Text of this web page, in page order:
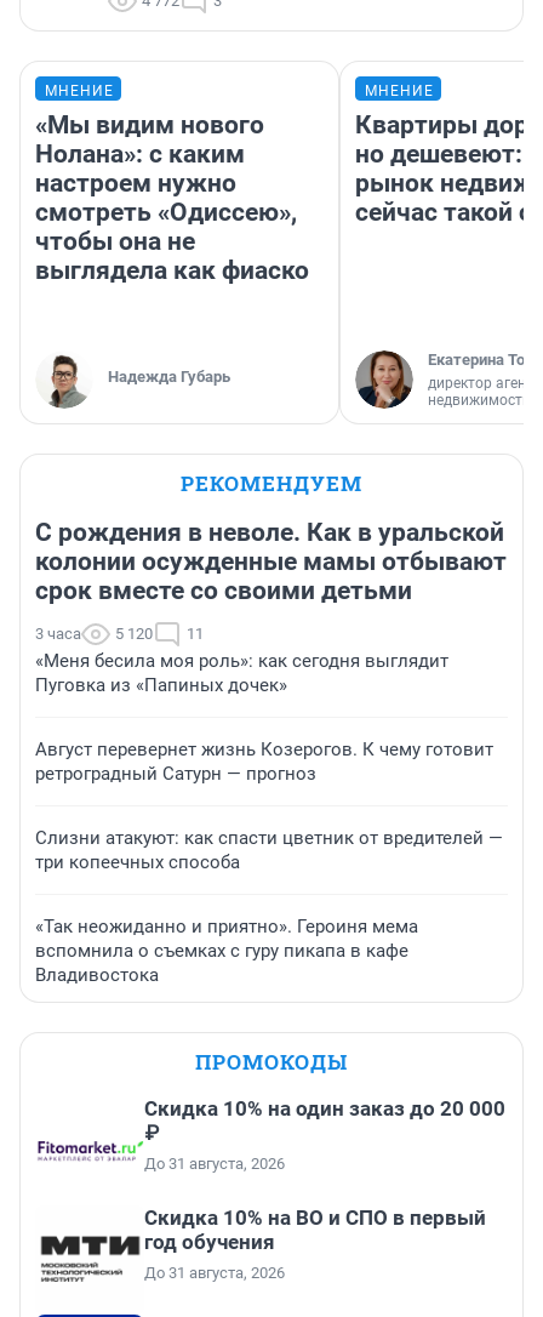
МНЕНИЕ
«Мы видим нового
Нолана»: с каким
настроем нужно
смотреть «Одиссею»,
чтобы она не
выглядела как фиаско
Надежда Губарь
МНЕНИЕ
Квартиры
но дешевеют:
рынок
сейчас такой
Екатерина
директор
недвижимости
РЕКОМЕНДУЕМ
С рождения в неволе. Как в уральской
колонии осужденные мамы отбывают
срок вместе со своими детьми
3 часа 5 120 11
«Меня бесила моя роль»: как сегодня выглядит
Пуговка из «Папиных дочек»
Август перевернет жизнь Козерогов. К чему готовит
ретроградный Сатурн — прогноз
Слизни атакуют: как спасти цветник от вредителей —
три копеечных способа
«Так неожиданно и приятно». Героиня мема
вспомнила о съемках с гуру пикапа в кафе
Владивостока
ПРОМОКОДЫ
Скидка 10% на один заказ до 20 000
₽
До 31 августа, 2026
Скидка 10% на ВО и СПО в первый
год обучения
До 31 августа, 2026